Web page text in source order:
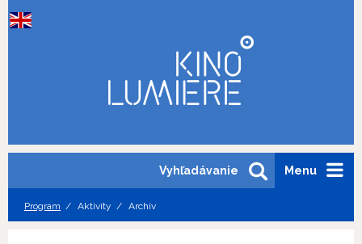
Menu
Vyhľadávanie
Program Aktivity Archív